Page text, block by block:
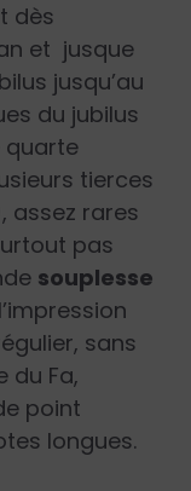
dès
et jusque
jusqu’au
du jubilus
quarte
tierces
assez rares
pas
souplesse
sans
du Fa,
point
longues.